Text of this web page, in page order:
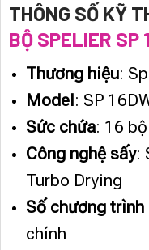
THÔNG SỐ KỸ
BỘ SPELIER SP
Thương hiệu:
Model: SP
Sức chứa: 16
Công nghệ sấy:
Turbo Drying
Số chương trình
chính